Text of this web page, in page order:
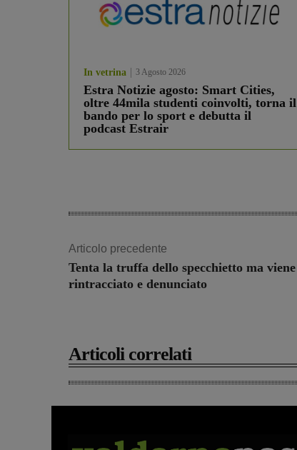
In vetrina 3 Agosto 2026
Estra Notizie agosto: Smart Cities,
oltre 44mila studenti coinvolti, torna il
bando per lo sport e debutta il
podcast Estrair
Articolo precedente
Tenta la truffa dello specchietto ma viene
rintracciato e denunciato
Articoli correlati